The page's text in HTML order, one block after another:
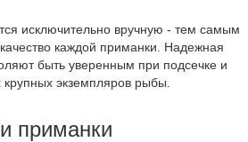
исключительно вручную - тем самым
каждой приманки. Надежная
быть уверенным при подсечке и
экземпляров рыбы.
приманки